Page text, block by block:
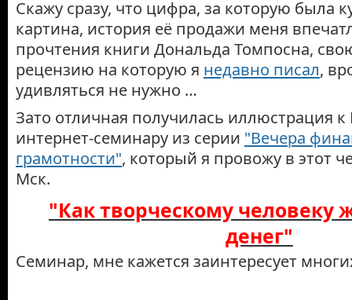
Скажу сразу, что цифра, за которую была
картина, история её продажи меня
прочтения книги Дональда Томпосна,
рецензию на которую я недавно писал,
удивляться не нужно …
Зато отличная получилась
интернет-семинару из серии "Вечера
грамотности", который я провожу в этот
Мск.
"Как творческому человеку
денег"
Семинар, мне кажется заинтересует